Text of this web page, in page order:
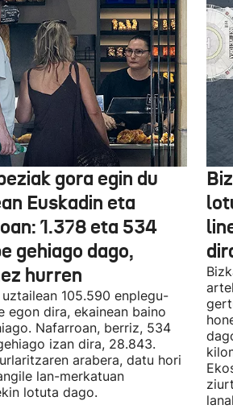
gora egin du
Euskadin eta
1.378 eta 534
gehiago dago,
hurren
uztailean 105.590 enplegu-
egon dira, ekainean baino
Nafarroan, berriz, 534
izan dira, 28.843.
arabera, datu hori
lan-merkatuan
lotuta dago.